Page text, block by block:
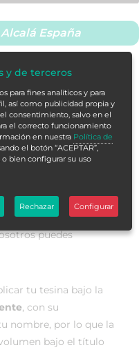
impulsa tu
gustaría tener tu trabajo
editorial y con
puedes
tu tesina bajo la
, con su
nombre, por lo que la
bajo el título
España
y de terceros
para fines analíticos y para
así como publicidad propia y
consentimiento, salvo en el
el correcto funcionamiento
en nuestra Política de
el botón “ACEPTAR”,
o bien configurar su uso
Rechazar Configurar